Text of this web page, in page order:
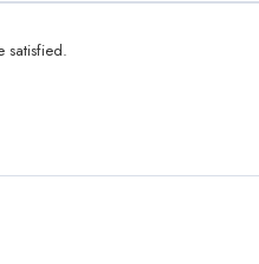
satisfied.